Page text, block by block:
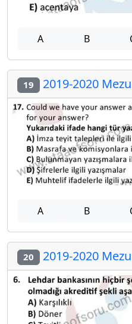
A B
19 2019-2020
A B
20 2019-2020